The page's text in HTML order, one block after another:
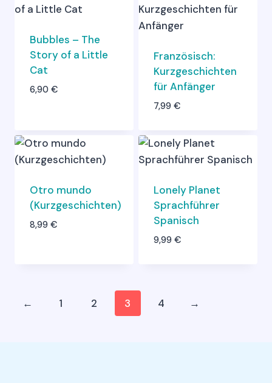
Bubbles – The
Story of a Little
Cat
6,90 €
Französisch:
Kurzgeschichten
für Anfänger
7,99 €
Otro mundo
(Kurzgeschichten)
8,99 €
Lonely Planet
Sprachführer
Spanisch
9,99 €
← 1 2 3 4 →